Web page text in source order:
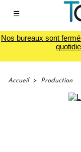
☰
Nos bureaux sont
Accueil > Production